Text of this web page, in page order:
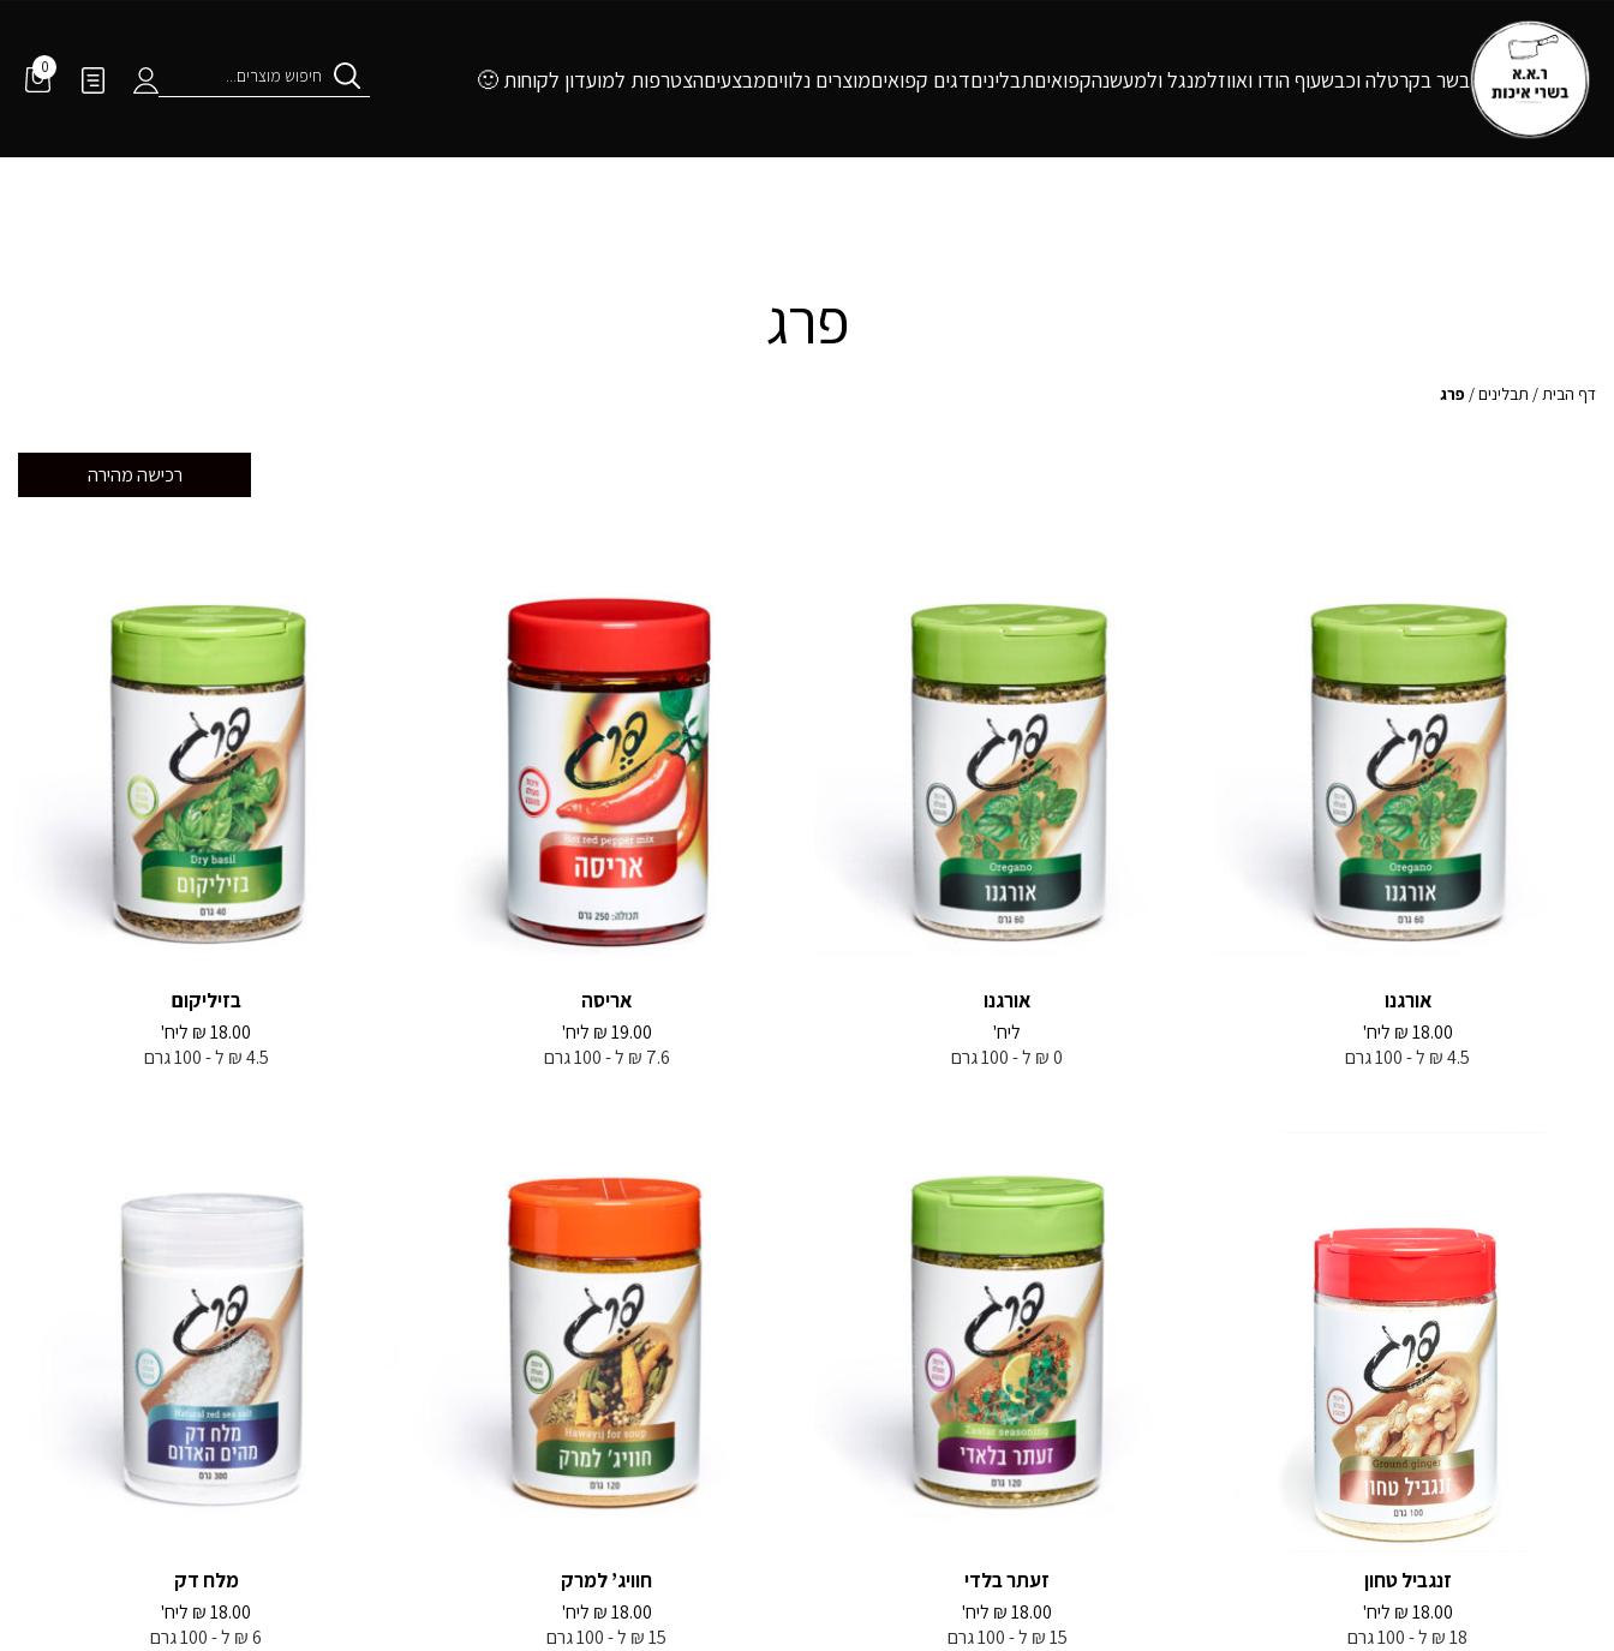
בשר בקרטלה וכבשעוף הודו ואווזלמנגל ולמעשנהקפואיםתבליניםדגים קפואיםמוצרים נלוויםמבצעיםהצטרפות למועדון לקוחות 🙂 Products
search
0
פרג
דף הבית/ תבלינים/ פרג
רכישה מהירה
אורגנו
₪18.00
ליח'
4.5 ₪ ל - 100 גרם
אורגנו
ליח'
0 ₪ ל - 100 גרם
אריסה
₪19.00
ליח'
7.6 ₪ ל - 100 גרם
בזיליקום
₪ 18.00
ליח'
4.5 ₪ ל - 100 גרם
זנגביל טחון
₪18.00
ליח'
18 ₪ ל - 100 גרם
זעתר בלדי
₪ 18.00
ליח'
15 ₪ ל - 100 גרם
חוויג’ למרק
₪18.00
ליח'
15 ₪ ל - 100 גרם
מלח דק
₪ 18.00
ליח'
6 ₪ ל - 100 גרם